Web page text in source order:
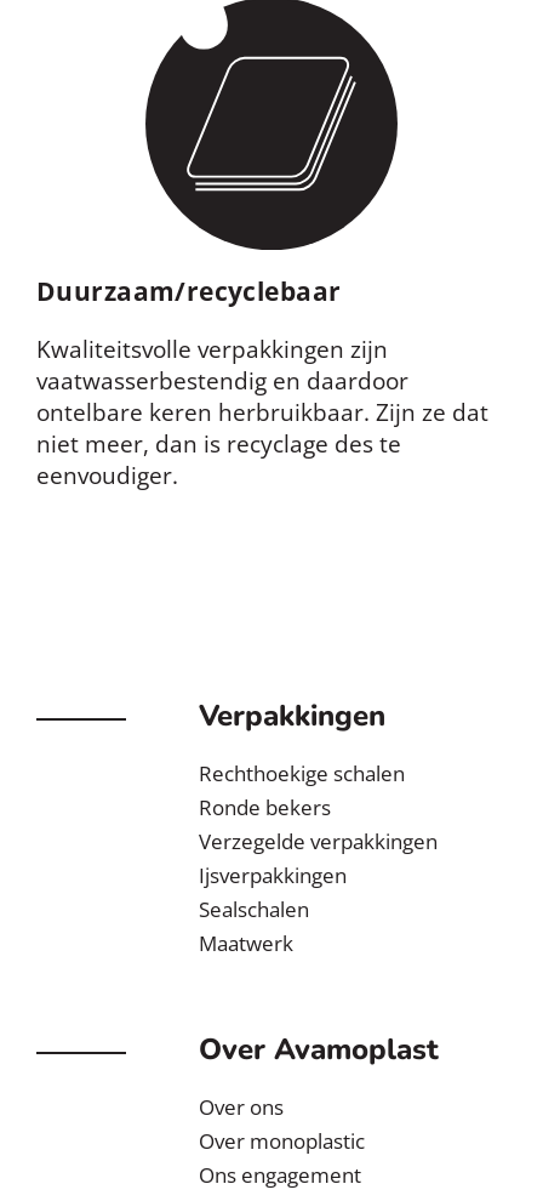
Duurzaam/recyclebaar
Kwaliteitsvolle verpakkingen zijn
vaatwasserbestendig en daardoor
ontelbare keren herbruikbaar. Zijn ze dat
niet meer, dan is recyclage des te
eenvoudiger.
Verpakkingen
Rechthoekige schalen
Ronde bekers
Verzegelde verpakkingen
Ijsverpakkingen
Sealschalen
Maatwerk
Over Avamoplast
Over ons
Over monoplastic
Ons engagement